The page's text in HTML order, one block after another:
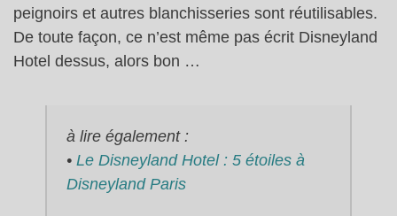
peignoirs et autres blanchisseries sont réutilisables.
De toute façon, ce n’est même pas écrit Disneyland
Hotel dessus, alors bon …
à lire également :
• Le Disneyland Hotel : 5 étoiles à
Disneyland Paris